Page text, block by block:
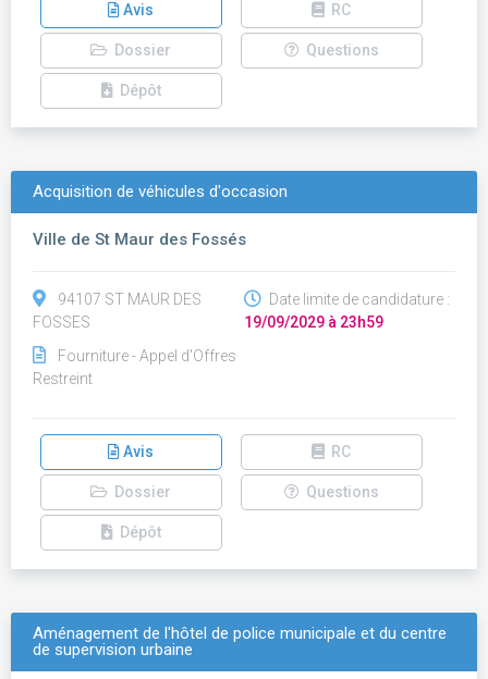
Avis RC
Dossier Questions
Dépôt
Acquisition de véhicules d'occasion
Ville de St Maur des Fossés
94107 ST MAUR DES
FOSSES
Fourniture - Appel d'Offres
Restreint
Date limite de candidature :
19/09/2029 à 23h59
Avis RC
Dossier Questions
Dépôt
Aménagement de l'hôtel de police municipale et du centre
de supervision urbaine